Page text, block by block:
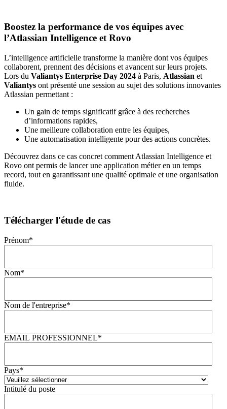
Boostez la performance de vos équipes avec
l’Atlassian Intelligence et Rovo
L’intelligence artificielle transforme la manière dont vos équipes
collaborent, prennent des décisions et avancent sur leurs projets.
Lors du Valiantys Enterprise Day 2024 à Paris, Atlassian et
Valiantys ont présenté une session au sujet des solutions innovantes
Atlassian permettant :
Un gain de temps significatif grâce à des recherches
d’informations rapides,
Une meilleure collaboration entre les équipes,
Une automatisation intelligente pour des actions concrètes.
Découvrez dans ce cas concret comment Atlassian Intelligence et
Rovo ont permis de lancer une application métier en un temps
record, tout en garantissant une qualité optimale et une organisation
fluide.
Télécharger l'étude de cas
Prénom*
Nom*
Nom de l'entreprise*
EMAIL PROFESSIONNEL*
Pays*
Intitulé du poste